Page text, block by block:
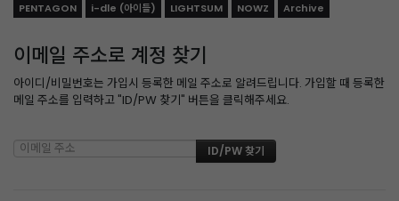
PENTAGON i-dle (아이들) LIGHTSUM NOWZ Archive
이메일 주소로 계정 찾기
아이디/비밀번호는 가입시 등록한 메일 주소로 알려드립니다. 가입할 때 등록한
메일 주소를 입력하고 "ID/PW 찾기" 버튼을 클릭해주세요.